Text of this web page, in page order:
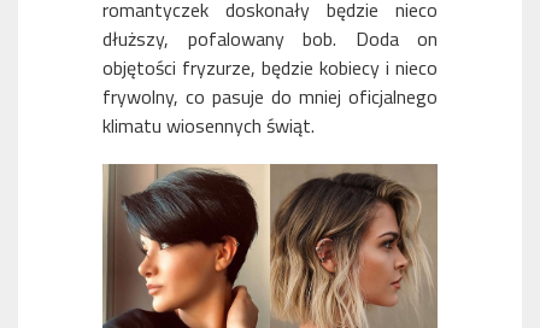
romantyczek doskonały będzie nieco
dłuższy, pofalowany bob. Doda on
objętości fryzurze, będzie kobiecy i nieco
frywolny, co pasuje do mniej oficjalnego
klimatu wiosennych świąt.